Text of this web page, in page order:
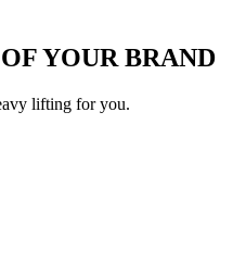
YOUR BRAND
lifting for you.